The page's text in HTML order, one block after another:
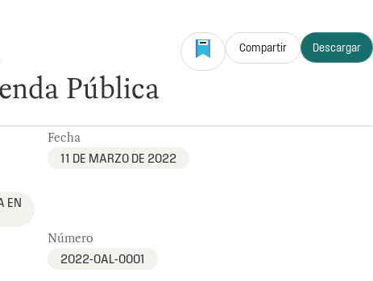
Pública
Compartir Descargar
Fecha
11 DE MARZO DE 2022
EN
Número
2022-OAL-0001